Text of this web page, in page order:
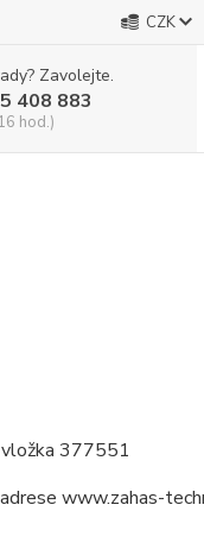
CZK
Zavolejte.
408 883
hod.)
vložka 377551
adrese www.zahas-